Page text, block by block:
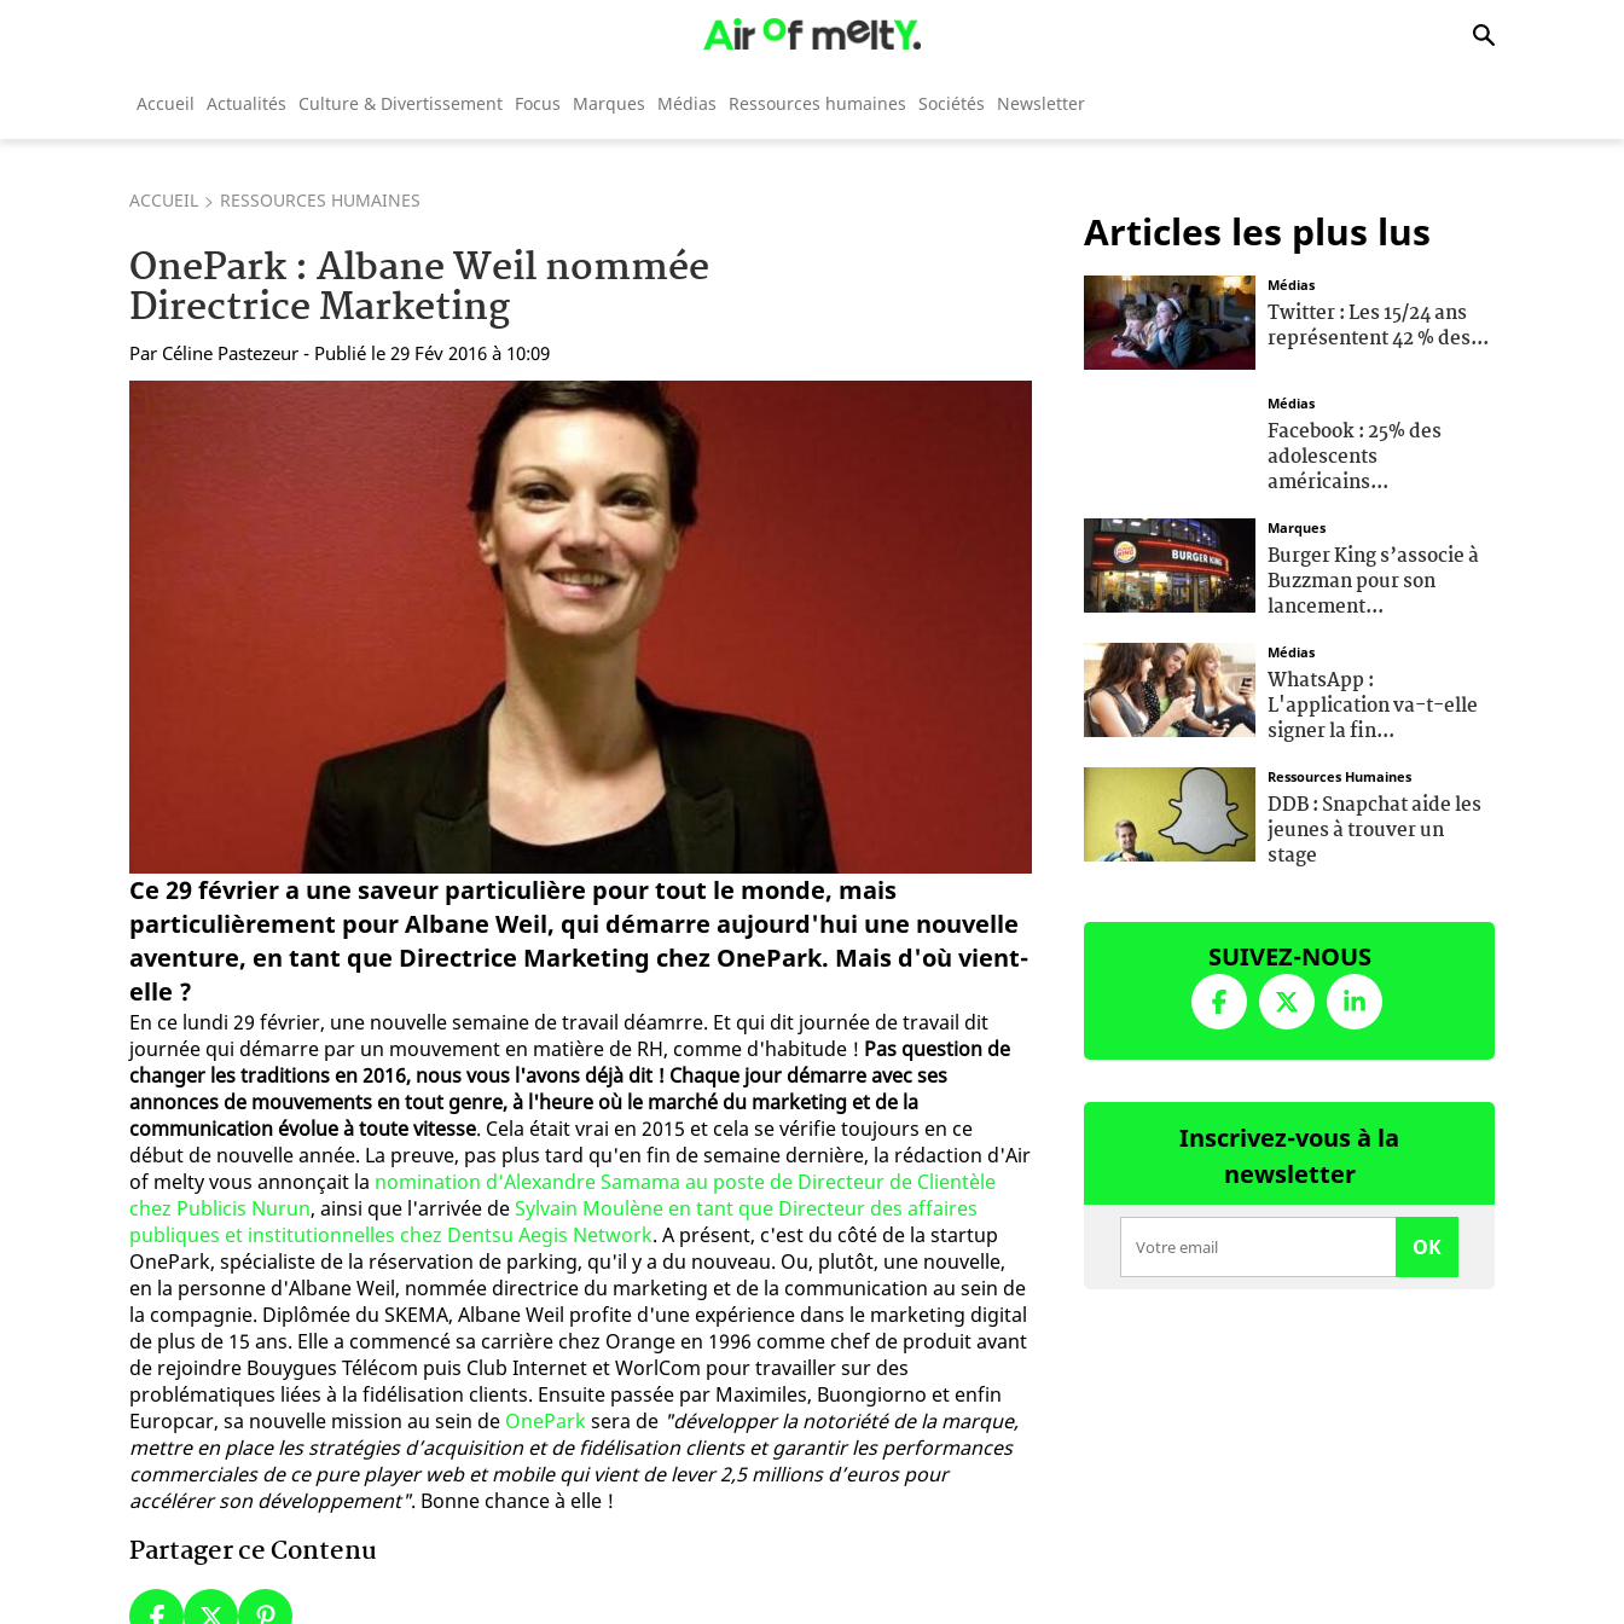
Accueil Actualités Culture & Divertissement Focus Marques Médias Ressources humaines Sociétés Newsletter
ACCUEIL RESSOURCES HUMAINES
OnePark : Albane Weil nommée
Directrice Marketing
Par Céline Pastezeur - Publié le 29 Fév 2016 à 10:09
Ce 29 février a une saveur particulière pour tout le monde, mais
particulièrement pour Albane Weil, qui démarre aujourd'hui une nouvelle
aventure, en tant que Directrice Marketing chez OnePark. Mais d'où vient-
elle ?
En ce lundi 29 février, une nouvelle semaine de travail déamrre. Et qui dit journée de travail dit
journée qui démarre par un mouvement en matière de RH, comme d'habitude ! Pas question de
changer les traditions en 2016, nous vous l'avons déjà dit ! Chaque jour démarre avec ses
annonces de mouvements en tout genre, à l'heure où le marché du marketing et de la
communication évolue à toute vitesse. Cela était vrai en 2015 et cela se vérifie toujours en ce
début de nouvelle année. La preuve, pas plus tard qu'en fin de semaine dernière, la rédaction d'Air
of melty vous annonçait la nomination d'Alexandre Samama au poste de Directeur de Clientèle
chez Publicis Nurun, ainsi que l'arrivée deSylvain Moulène en tant que Directeur des affaires
publiques et institutionnelles chez Dentsu Aegis Network. A présent, c'est du côté de la startup
OnePark, spécialiste de la réservation de parking, qu'il y a du nouveau. Ou, plutôt, une nouvelle,
en la personne d'Albane Weil, nommée directrice du marketing et de la communication au sein de
la compagnie. Diplômée du SKEMA, Albane Weil profite d'une expérience dans le marketing digital
de plus de 15 ans. Elle a commencé sa carrière chez Orange en 1996 comme chef de produit avant
de rejoindre Bouygues Télécom puis Club Internet et WorlCom pour travailler sur des
problématiques liées à la fidélisation clients. Ensuite passée par Maximiles, Buongiorno et enfin
Europcar, sa nouvelle mission au sein de OneParksera de "développer la notoriété de la marque,
mettre en place les stratégies d’acquisition et de fidélisation clients et garantir les performances
commerciales de ce pure player web et mobile qui vient de lever 2,5 millions d’euros pour
accélérer son développement". Bonne chance à elle !
Partager ce Contenu
Articles les plus lus
Médias
Twitter : Les 15/24 ans
représentent 42 % des...
Médias
Facebook : 25% des
adolescents
américains...
Marques
Burger King s’associe à
Buzzman pour son
lancement...
Médias
WhatsApp :
L'application va-t-elle
signer la fin...
Ressources Humaines
DDB : Snapchat aide les
jeunes à trouver un
stage
SUIVEZ-NOUS
Inscrivez-vous à la
newsletter
OK